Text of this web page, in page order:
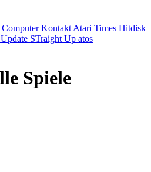
Computer Kontakt Atari Times Hitdisk
STraight Up atos
Spiele